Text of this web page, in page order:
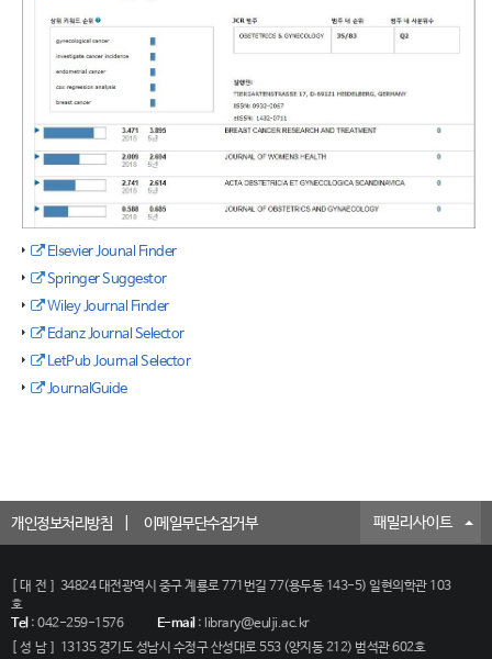
Elsevier Jounal Finder
Springer Suggestor
Wiley Journal Finder
Edanz Journal Selector
LetPub Journal Selector
JournalGuide
개인정보처리방침 이메일무단수집거부 패밀리사이트
[대전]
34824 대전광역시 중구 계룡로 771번길 77(용두동 143-5) 일현의학관 103
호
Tel: 042-259-1576 E-mail: library@eulji.ac.kr
[성남]
13135 경기도 성남시 수정구 산성대로 553 (양지동 212) 범석관 602호